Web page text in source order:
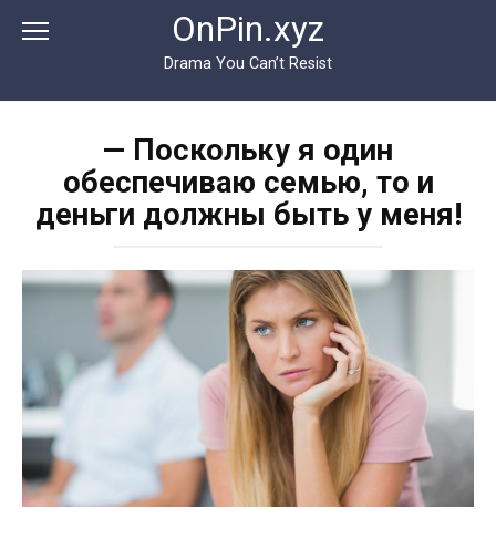
OnPin.xyz
Drama You Can’t Resist
— Поскольку я один
обеспечиваю семью, то и
деньги должны быть у меня!